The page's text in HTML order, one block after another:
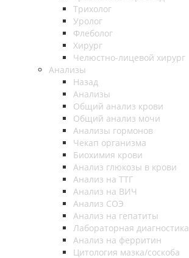
Трихолог
Уролог
Флеболог
Хирург
Челюстно-лицевой хирург
Анализы
Назад
Анализы
Общий анализ крови
Общий анализ мочи
Анализы гормонов
Чекап организма
Биохимия крови
Анализ глюкозы в крови
Анализ на ТТГ
Анализ на ВИЧ
Анализ СОЭ
Анализ на гепатиты
Лабораторная диагностика
Анализ на ферритин
Цитология мазка/соскоба